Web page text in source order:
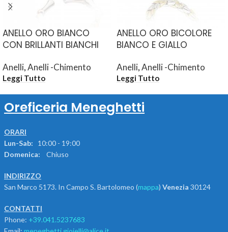
ANELLO ORO BIANCO
CON BRILLANTI BIANCHI
Anelli,Anelli -Chimento
Leggi Tutto
ANELLO ORO BICOLORE
BIANCO E GIALLO
Anelli,Anelli -Chimento
Leggi Tutto
Oreficeria Meneghetti
ORARI
Lun-Sab: 10:00 - 19:00
Domenica:
Chiuso
INDIRIZZO
San Marco 5173. In Campo S. Bartolomeo (mappa) Venezia 30124
CONTATTI
Phone: +39.041.5237683